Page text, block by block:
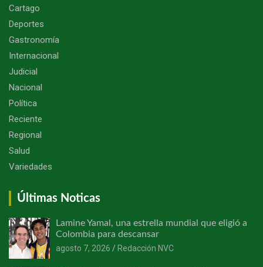
Cartago
Deportes
Gastronomía
Internacional
Judicial
Nacional
Política
Reciente
Regional
Salud
Variedades
Últimas Noticas
Lamine Yamal, una estrella mundial que eligió a
Colombia para descansar
agosto 7, 2026
Redacción NVC